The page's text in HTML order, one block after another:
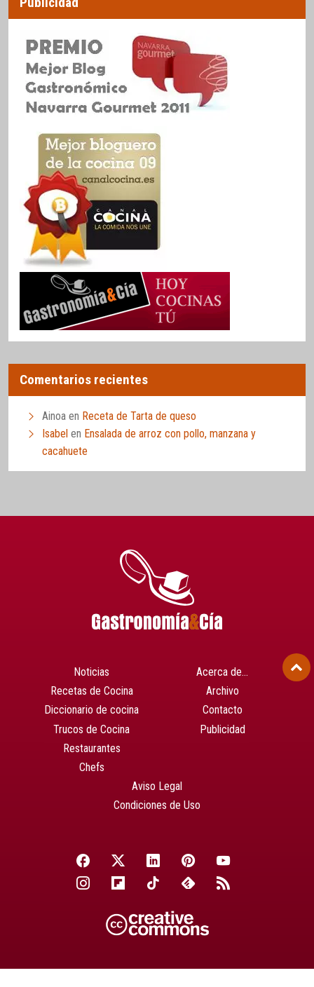
Comentarios recientes
Ainoa en Receta de Tarta de queso
Isabel en Ensalada de arroz con pollo, manzana y
cacahuete
Noticias
Recetas de Cocina
Diccionario de cocina
Trucos de Cocina
Restaurantes
Chefs
Acerca de…
Archivo
Contacto
Publicidad
Aviso Legal
Condiciones de Uso